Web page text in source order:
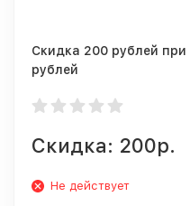
Скидка 200 рублей при
рублей
Скидка: 200р.
Не действует